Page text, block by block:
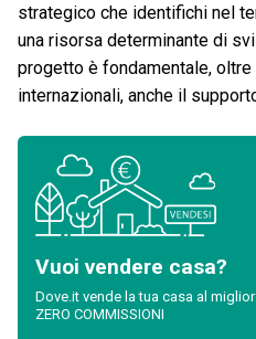
strategico che identifichi nel
una risorsa determinante di
progetto è fondamentale,
internazionali, anche il
Vuoi vendere casa?
Dove.it vende la tua casa al
ZERO COMMISSIONI